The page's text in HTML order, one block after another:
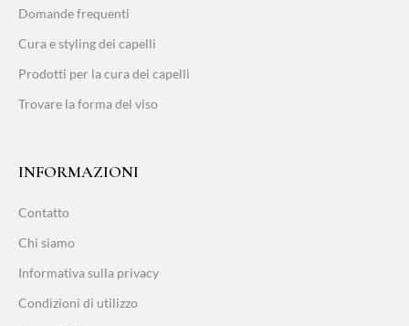
Domande frequenti
Cura e styling dei capelli
Prodotti per la cura dei capelli
Trovare la forma del viso
INFORMAZIONI
Contatto
Chi siamo
Informativa sulla privacy
Condizioni di utilizzo